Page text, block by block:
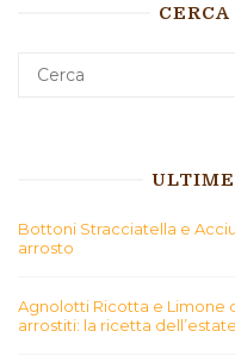
Bottoni Stracciatella e
arrosto
Agnolotti Ricotta e Limone
arrostiti: la ricetta dell’estate